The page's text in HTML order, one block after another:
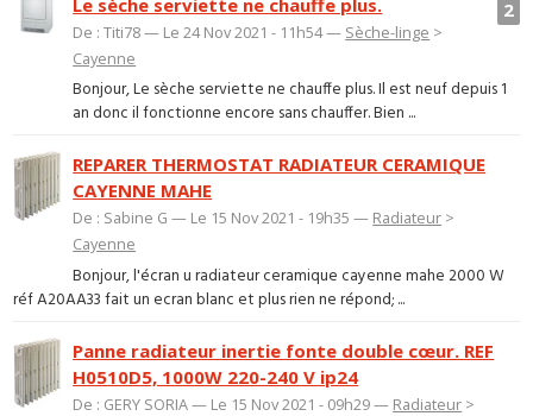
2
De : Titi78 — Le 24 Nov 2021 - 11h54 — Sèche-linge >
Cayenne
Bonjour, Le sèche serviette ne chauffe plus. Il est neuf depuis 1
an donc il fonctionne encore sans chauffer. Bien ...
REPARER THERMOSTAT RADIATEUR CERAMIQUE
CAYENNE MAHE
De : Sabine G — Le 15 Nov 2021 - 19h35 — Radiateur >
Cayenne
Bonjour, l'écran u radiateur ceramique cayenne mahe 2000 W
réf A20AA33 fait un ecran blanc et plus rien ne répond; ...
Panne radiateur inertie fonte double cœur. REF
H0510D5, 1000W 220-240 V ip24
De : GERY SORIA — Le 15 Nov 2021 - 09h29 — Radiateur >